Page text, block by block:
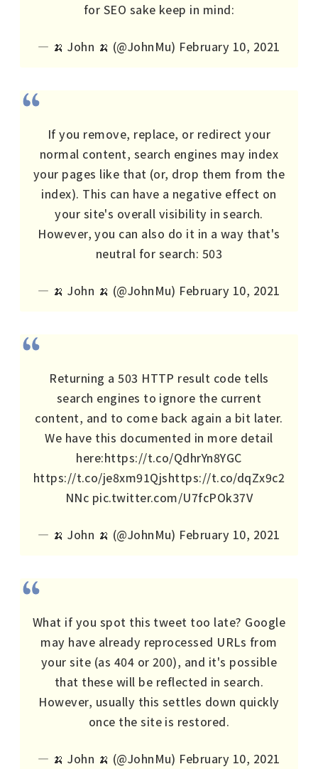
for SEO sake keep in mind:
— 🍌 John 🍌 (@JohnMu) February 10, 2021
If you remove, replace, or redirect your
normal content, search engines may index
your pages like that (or, drop them from the
index). This can have a negative effect on
your site's overall visibility in search.
However, you can also do it in a way that's
neutral for search: 503
— 🍌 John 🍌 (@JohnMu) February 10, 2021
Returning a 503 HTTP result code tells
search engines to ignore the current
content, and to come back again a bit later.
We have this documented in more detail
here:https://t.co/QdhrYn8YGC
https://t.co/je8xm91Qjshttps://t.co/dqZx9c2
NNc pic.twitter.com/U7fcPOk37V
— 🍌 John 🍌 (@JohnMu) February 10, 2021
What if you spot this tweet too late? Google
may have already reprocessed URLs from
your site (as 404 or 200), and it's possible
that these will be reflected in search.
However, usually this settles down quickly
once the site is restored.
— 🍌 John 🍌 (@JohnMu) February 10, 2021